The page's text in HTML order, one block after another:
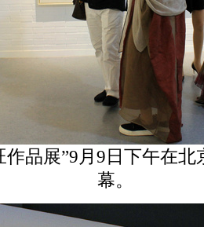
品展”9月9日下午在北
幕。